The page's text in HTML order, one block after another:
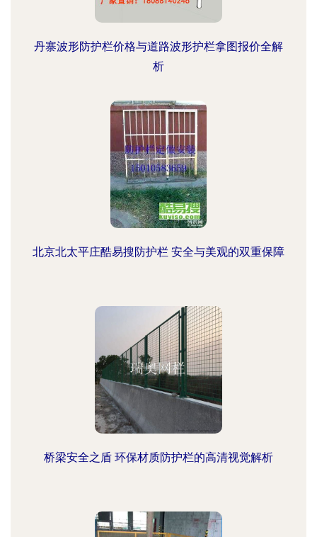
丹寨波形防护栏价格与道路波形护栏拿图报价全解
析
北京北太平庄酷易搜防护栏 安全与美观的双重保障
桥梁安全之盾 环保材质防护栏的高清视觉解析